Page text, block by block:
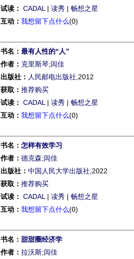
试读： CADAL | 读秀 | 畅想之星
互动： 我想留下点什么(0)
书名： 最有人性的“人”
作者： 克里斯琴;闾佳
出版社： 人民邮电出版社 ,2012
获取： 推荐购买
试读： CADAL | 读秀 | 畅想之星
互动： 我想留下点什么(0)
书名： 怎样有效学习
作者： 德克森;闾佳
出版社： 中国人民大学出版社 ,2022
获取： 推荐购买
试读： CADAL | 读秀 | 畅想之星
互动： 我想留下点什么(0)
书名： 甜甜圈经济学
作者： 拉沃斯;闾佳